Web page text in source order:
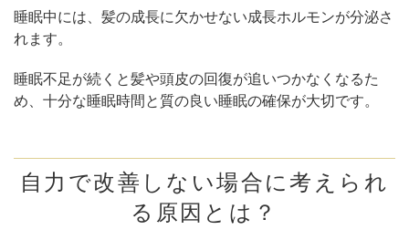
睡眠中には、髪の成長に欠かせない成長ホルモンが分泌さ
れます。
睡眠不足が続くと髪や頭皮の回復が追いつかなくなるた
め、十分な睡眠時間と質の良い睡眠の確保が大切です。
自力で改善しない場合に考えられ
る原因とは？